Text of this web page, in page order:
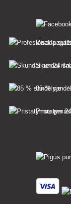
Visada
Skundai
85 %